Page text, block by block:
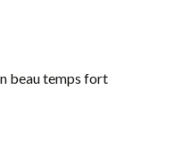
beau temps fort